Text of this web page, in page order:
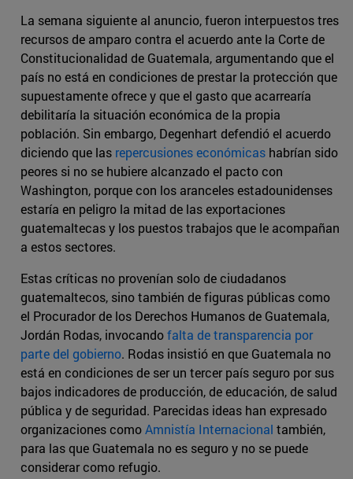
La semana siguiente al anuncio, fueron interpuestos tres
recursos de amparo contra el acuerdo ante la Corte de
Constitucionalidad de Guatemala, argumentando que el
país no está en condiciones de prestar la protección que
supuestamente ofrece y que el gasto que acarrearía
debilitaría la situación económica de la propia
población. Sin embargo, Degenhart defendió el acuerdo
diciendo que las repercusiones económicas habrían sido
peores si no se hubiere alcanzado el pacto con
Washington, porque con los aranceles estadounidenses
estaría en peligro la mitad de las exportaciones
guatemaltecas y los puestos trabajos que le acompañan
a estos sectores.
Estas críticas no provenían solo de ciudadanos
guatemaltecos, sino también de figuras públicas como
el Procurador de los Derechos Humanos de Guatemala,
Jordán Rodas, invocandofalta de transparencia por
parte del gobierno. Rodas insistió en que Guatemala no
está en condiciones de ser un tercer país seguro por sus
bajos indicadores de producción, de educación, de salud
pública y de seguridad. Parecidas ideas han expresado
organizaciones comoAmnistía Internacional también,
para las que Guatemala no es seguro y no se puede
considerar como refugio.